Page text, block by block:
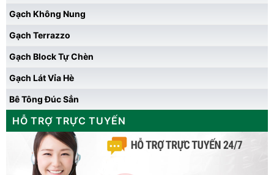
Gạch Không Nung
Gạch Terrazzo
Gạch Block Tự Chèn
Gạch Lát Vỉa Hè
Bê Tông Đúc Sẳn
HỖ TRỢ TRỰC TUYẾN